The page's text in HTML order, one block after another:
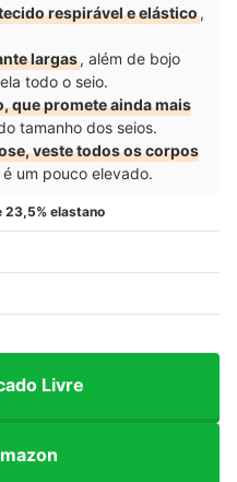
respirável e elástico,
largas, além de bojo
todo o seio.
que promete ainda mais
tamanho dos seios.
veste todos os corpos
um pouco elevado.
23,5% elastano
Livre